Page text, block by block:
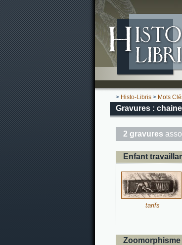
> Histo-Libris > Mots
Gravures : chaine
2 gravures
Enfant
tarifs